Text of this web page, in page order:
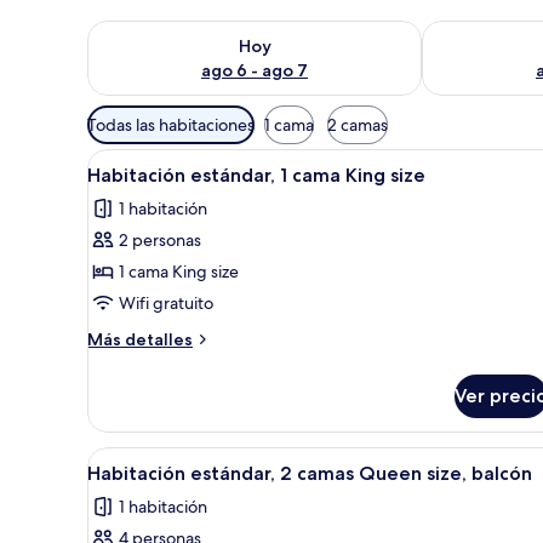
Hoy
ago 6 - ago 7
Consulta la disponibilidad para hoy ago 6 - ago 7
Consulta la
Filtros
disponibles
para
las
habitaciones
Todas las habitaciones 1 cama 2 camas
Abrir
todas
las
fotos
de
Habitación
estándar,
1
King
size
Habitación de hotel con una
1
Habitación estándar, 1 cama King size
1 habitación
2 personas
1 cama King size
Wifi gratuito
Más detalles
Más
estándar,
cama
size
Ver
Abrir
todas
las
Habitación de hotel con dos
1
Habitación estándar, 2 camas Queen size, balcón
1 habitación
4 personas